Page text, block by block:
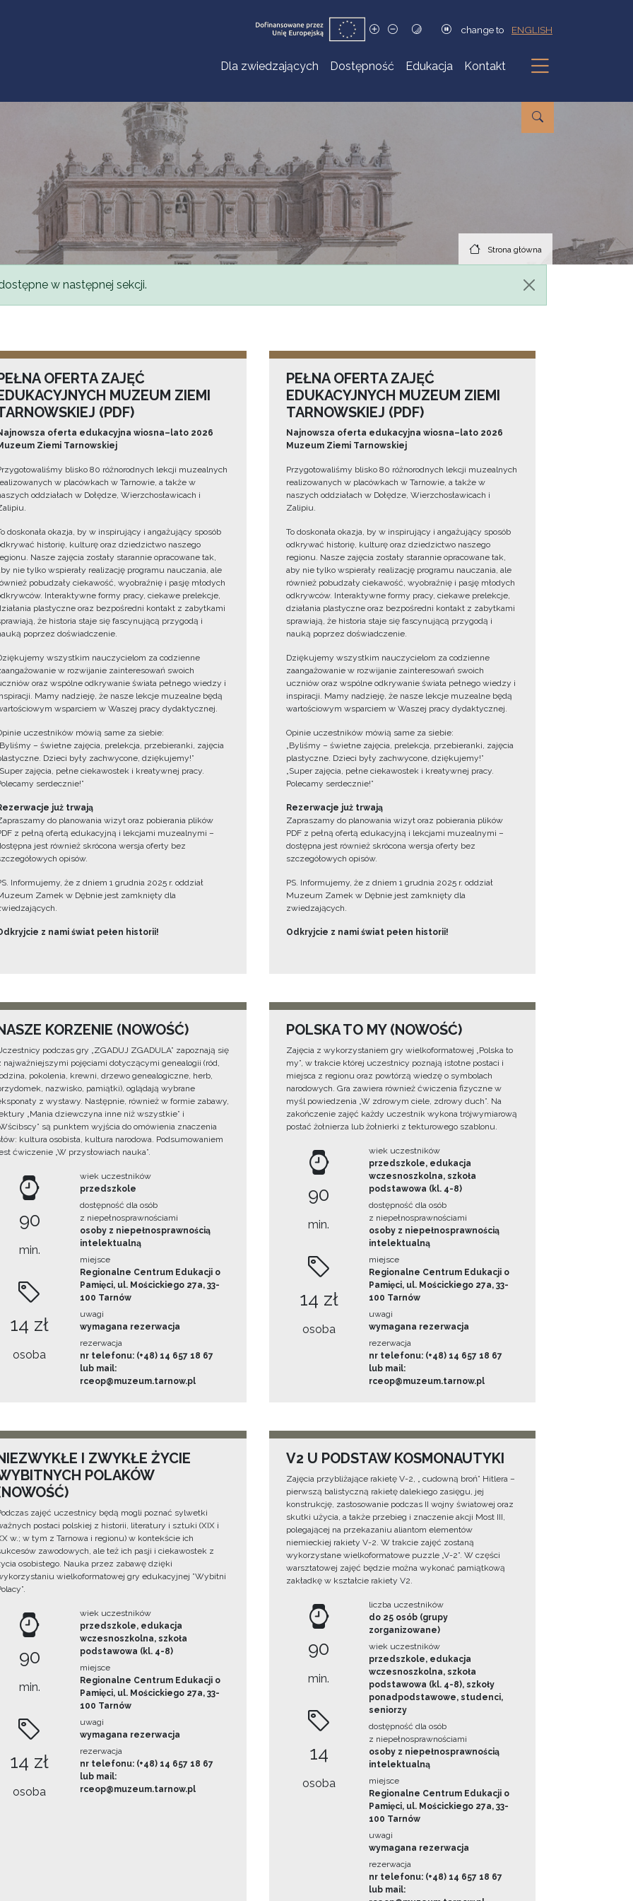
change to ENGLISH
Dla zwiedzających Dostępność Edukacja Kontakt
Podmenu
Strona główna
w następnej sekcji.
OFERTA ZAJĘĆ
MUZEUM ZIEMI
(PDF)
oferta edukacyjna wiosna–lato 2026
Ziemi Tarnowskiej
blisko 80 różnorodnych lekcji muzealnych
w placówkach w Tarnowie, a także w
oddziałach w Dołędze, Wierzchosławicach i
doskonała okazja, by w inspirujący i angażujący sposób
historię, kulturę oraz dziedzictwo naszego
Nasze zajęcia zostały starannie opracowane tak,
nie tylko wspierały realizację programu nauczania, ale
pobudzały ciekawość, wyobraźnię i pasję młodych
Interaktywne formy pracy, ciekawe prelekcje,
plastyczne oraz bezpośredni kontakt z zabytkami
że historia staje się fascynującą przygodą i
poprzez doświadczenie.
wszystkim nauczycielom za codzienne
w rozwijanie zainteresowań swoich
oraz wspólne odkrywanie świata pełnego wiedzy i
Mamy nadzieję, że nasze lekcje muzealne będą
wsparciem w Waszej pracy dydaktycznej.
uczestników mówią same za siebie:
– świetne zajęcia, prelekcja, przebieranki, zajęcia
Dzieci były zachwycone, dziękujemy!”
zajęcia, pełne ciekawostek i kreatywnej pracy.
serdecznie!”
już trwają
do planowania wizyt oraz pobierania plików
z pełną ofertą edukacyjną i lekcjami muzealnymi –
jest również skrócona wersja oferty bez
opisów.
Informujemy, że z dniem 1 grudnia 2025 r. oddział
Zamek w Dębnie jest zamknięty dla
z nami świat pełen historii!
PEŁNA OFERTA ZAJĘĆ
EDUKACYJNYCH MUZEUM ZIEMI
TARNOWSKIEJ (PDF)
Najnowsza oferta edukacyjna wiosna–lato 2026
Muzeum Ziemi Tarnowskiej
Przygotowaliśmy blisko 80 różnorodnych lekcji muzealnych
realizowanych w placówkach w Tarnowie, a także w
naszych oddziałach w Dołędze, Wierzchosławicach i
Zalipiu.
To doskonała okazja, by w inspirujący i angażujący sposób
odkrywać historię, kulturę oraz dziedzictwo naszego
regionu. Nasze zajęcia zostały starannie opracowane tak,
aby nie tylko wspierały realizację programu nauczania, ale
również pobudzały ciekawość, wyobraźnię i pasję młodych
odkrywców. Interaktywne formy pracy, ciekawe prelekcje,
działania plastyczne oraz bezpośredni kontakt z zabytkami
sprawiają, że historia staje się fascynującą przygodą i
nauką poprzez doświadczenie.
Dziękujemy wszystkim nauczycielom za codzienne
zaangażowanie w rozwijanie zainteresowań swoich
uczniów oraz wspólne odkrywanie świata pełnego wiedzy i
inspiracji. Mamy nadzieję, że nasze lekcje muzealne będą
wartościowym wsparciem w Waszej pracy dydaktycznej.
Opinie uczestników mówią same za siebie:
„Byliśmy – świetne zajęcia, prelekcja, przebieranki, zajęcia
plastyczne. Dzieci były zachwycone, dziękujemy!”
„Super zajęcia, pełne ciekawostek i kreatywnej pracy.
Polecamy serdecznie!”
Rezerwacje już trwają
Zapraszamy do planowania wizyt oraz pobierania plików
PDF z pełną ofertą edukacyjną i lekcjami muzealnymi –
dostępna jest również skrócona wersja oferty bez
szczegółowych opisów.
PS. Informujemy, że z dniem 1 grudnia 2025 r. oddział
Muzeum Zamek w Dębnie jest zamknięty dla
zwiedzających.
Odkryjcie z nami świat pełen historii!
KORZENIE (NOWOŚĆ)
podczas gry „ZGADUJ ZGADULA” zapoznają się
najważniejszymi pojęciami dotyczącymi genealogii (ród,
pokolenia, krewni, drzewo genealogiczne, herb,
nazwisko, pamiątki), oglądają wybrane
z wystawy. Następnie, również w formie zabawy,
„Mania dziewczyna inne niż wszystkie” i
są punktem wyjścia do omówienia znaczenia
kultura osobista, kultura narodowa. Podsumowaniem
ćwiczenie „W przysłowiach nauka”.
90
min.
14 zł
osoba
wiek uczestników
przedszkole
dostępność dla osób
z niepełnosprawnościami
osoby z niepełnosprawnością
intelektualną
miejsce
Regionalne Centrum Edukacji o
Pamięci, ul. Mościckiego 27a, 33-
100 Tarnów
uwagi
wymagana rezerwacja
rezerwacja
nr telefonu: (+48) 14 657 18 67
lub mail:
rceop@muzeum.tarnow.pl
POLSKA TO MY (NOWOŚĆ)
Zajęcia z wykorzystaniem gry wielkoformatowej „Polska to
my”, w trakcie której uczestnicy poznają istotne postaci i
miejsca z regionu oraz powtórzą wiedzę o symbolach
narodowych. Gra zawiera również ćwiczenia fizyczne w
myśl powiedzenia „W zdrowym ciele, zdrowy duch”. Na
zakończenie zajęć każdy uczestnik wykona trójwymiarową
postać żołnierza lub żołnierki z tekturowego szablonu.
90
min.
14 zł
osoba
wiek uczestników
przedszkole, edukacja
wczesnoszkolna, szkoła
podstawowa (kl. 4-8)
dostępność dla osób
z niepełnosprawnościami
osoby z niepełnosprawnością
intelektualną
miejsce
Regionalne Centrum Edukacji o
Pamięci, ul. Mościckiego 27a, 33-
100 Tarnów
uwagi
wymagana rezerwacja
rezerwacja
nr telefonu: (+48) 14 657 18 67
lub mail:
rceop@muzeum.tarnow.pl
I ZWYKŁE ŻYCIE
POLAKÓW
zajęć uczestnicy będą mogli poznać sylwetki
postaci polskiej z historii, literatury i sztuki (XIX i
w.; w tym z Tarnowa i regionu) w kontekście ich
zawodowych, ale też ich pasji i ciekawostek z
osobistego. Nauka przez zabawę dzięki
wielkoformatowej gry edukacyjnej ”Wybitni
90
min.
14 zł
osoba
wiek uczestników
przedszkole, edukacja
wczesnoszkolna, szkoła
podstawowa (kl. 4-8)
miejsce
Regionalne Centrum Edukacji o
Pamięci, ul. Mościckiego 27a, 33-
100 Tarnów
uwagi
wymagana rezerwacja
rezerwacja
nr telefonu: (+48) 14 657 18 67
lub mail:
rceop@muzeum.tarnow.pl
V2 U PODSTAW KOSMONAUTYKI
Zajęcia przybliżające rakietę V-2, „ cudowną broń” Hitlera –
pierwszą balistyczną rakietę dalekiego zasięgu, jej
konstrukcję, zastosowanie podczas II wojny światowej oraz
skutki użycia, a także przebieg i znaczenie akcji Most III,
polegającej na przekazaniu aliantom elementów
niemieckiej rakiety V-2. W trakcie zajęć zostaną
wykorzystane wielkoformatowe puzzle „V-2”. W części
warsztatowej zajęć będzie można wykonać pamiątkową
zakładkę w kształcie rakiety V2.
90
min.
14
osoba
liczba uczestników
do 25 osób (grupy
zorganizowane)
wiek uczestników
przedszkole, edukacja
wczesnoszkolna, szkoła
podstawowa (kl. 4-8), szkoły
ponadpodstawowe, studenci,
seniorzy
dostępność dla osób
z niepełnosprawnościami
osoby z niepełnosprawnością
intelektualną
miejsce
Regionalne Centrum Edukacji o
Pamięci, ul. Mościckiego 27a, 33-
100 Tarnów
uwagi
wymagana rezerwacja
rezerwacja
nr telefonu: (+48) 14 657 18 67
lub mail: